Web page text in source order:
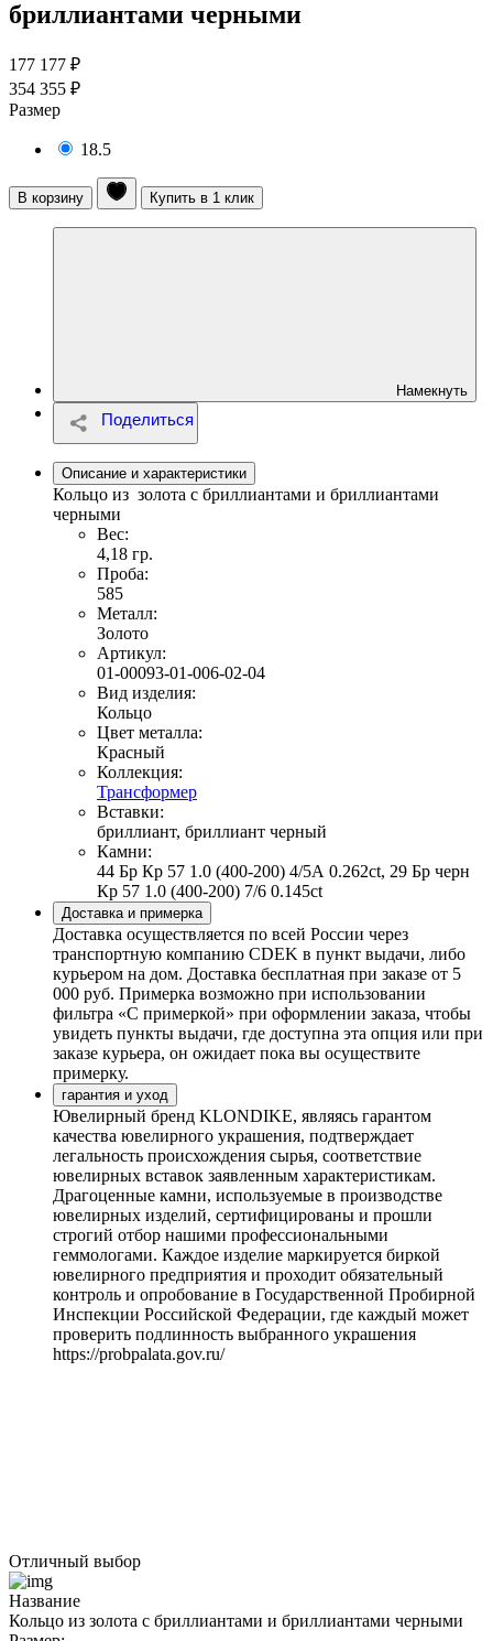
бриллиантами черными
177 177 ₽
354 355 ₽
Размер
18.5
В корзину Купить в 1 клик
Намекнуть
Описание и характеристики
Кольцо из золота с бриллиантами и бриллиантами
черными
Вес:
4,18 гр.
Проба:
585
Металл:
Золото
Артикул:
01-00093-01-006-02-04
Вид изделия:
Кольцо
Цвет металла:
Красный
Коллекция:
Трансформер
Вставки:
бриллиант, бриллиант черный
Камни:
44 Бр Кр 57 1.0 (400-200) 4/5А 0.262ct, 29 Бр черн
Кр 57 1.0 (400-200) 7/6 0.145ct
Доставка и примерка
Доставка осуществляется по всей России через
транспортную компанию CDEK в пункт выдачи, либо
курьером на дом. Доставка бесплатная при заказе от 5
000 руб. Примерка возможно при использовании
фильтра «С примеркой» при оформлении заказа, чтобы
увидеть пункты выдачи, где доступна эта опция или при
заказе курьера, он ожидает пока вы осуществите
примерку.
гарантия и уход
Ювелирный бренд KLONDIKE, являясь гарантом
качества ювелирного украшения, подтверждает
легальность происхождения сырья, соответствие
ювелирных вставок заявленным характеристикам.
Драгоценные камни, используемые в производстве
ювелирных изделий, сертифицированы и прошли
строгий отбор нашими профессиональными
геммологами. Каждое изделие маркируется биркой
ювелирного предприятия и проходит обязательный
контроль и опробование в Государственной Пробирной
Инспекции Российской Федерации, где каждый может
проверить подлинность выбранного украшения
https://probpalata.gov.ru/
Отличный выбор
Название
Кольцо из золота с бриллиантами и бриллиантами черными